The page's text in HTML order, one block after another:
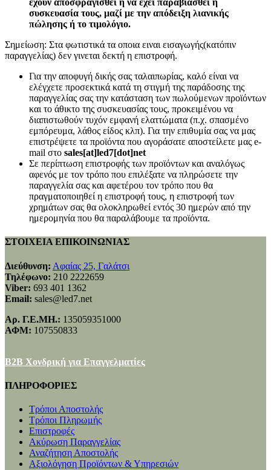
έχουν αποσφραγισθεί ή να έχει παραβιασθεί η
συσκευασία τους, μαζί με την απόδειξη λιανικής
πώλησης ή το τιμολόγιο.
Σημείωση: Στα φωτιστικά τα οποια ειναι εισαγωγής(κατόπιν
παραγγελίας) δεν γινεται δεκτή η επιστροφή.
Για την αποφυγή δικής σας ταλαιπωρίας, καλό είναι να
ελέγχετε προσεκτικά κατά τη στιγμή της παράδοσης της
παραγγελίας σας την κατάσταση των πωλούμενων προϊόντων
και το άθικτο της συσκευασίας τους, προκειμένου να
διαπιστωθούν τυχόν εμφανή ελαττώματα (π.χ. σπασμένο
εμπόρευμα, λάθος είδος κλπ). Για την επιθυμία σας να μας
επιστρέψετε τα προϊόντα που αγοράσατε αποστείλετε μας e-
mail στο sales[at]led7[dot]net
Σε περίπτωση επιστροφής των προϊόντων και αναλόγως
αφενός με τον τρόπο που επιλέξατε να πληρώσετε την
παραγγελία σας και αφετέρου τον τρόπο που θα
πραγματοποιηθεί η επιστροφή τους, η επιστροφή των
χρημάτων σας θα ολοκληρωθεί εντός 30 ημερών από την
ημερομηνία που θα παραλάβουμε τα προϊόντα.
ΣΤΟΙΧΕΙΑ ΕΠΙΚΟΙΝΩΝΙΑΣ
Διεύθυνση: Αφαίας 25, Γαλάτσι
Τηλέφωνο: 210 2222659
Viber: 693 401 1362
Email: sales@led7.net
Αρ. Γ.Ε.ΜΗ.: 135059351000
ΑΦΜ: 107550833
B2B Χονδρική για Επαγγελματίες
ΠΛΗΡΟΦΟΡΙΕΣ
Τρόποι Αποστολής
Τρόποι Πληρωμής
Επιστροφές
Ακύρωση Παραγγελίας
Αναζήτηση Αποστολής
Αξιολόγηση Προϊόντων & Υπηρεσιών